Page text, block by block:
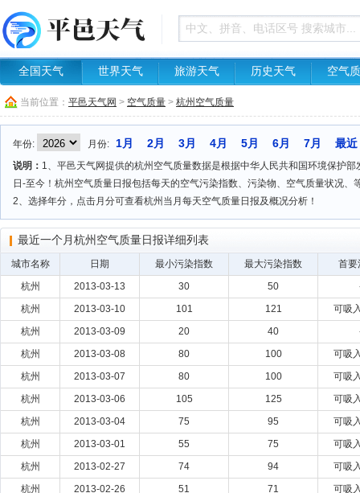
全国天气 世界天气 旅游天气 历史天气 空气
当前位置： 平邑天气网 > 空气质量 > 杭州空气质量
年份: 月份: 1月 2月 3月 4月 5月 6月 7月 最近
说明： 1、平邑天气网提供的杭州空气质量数据是根据中华人民共和国环境保护
日-至今！杭州空气质量日报包括每天的空气污染指数、污染物、空气质量状况、
2、选择年分，点击月分可查看杭州当月每天空气质量日报及概况分析！
最近一个月杭州空气质量日报详细列表
城市名称 日期 最小污染指数 最大污染指数
首要
杭州
2013-03-13 30 50
杭州
2013-03-10 101 121
可吸
杭州
2013-03-09 20 40
杭州
2013-03-08 80 100
可吸
杭州
2013-03-07 80 100
可吸
杭州
2013-03-06 105 125
可吸
杭州
2013-03-04 75 95
可吸
杭州
2013-03-01 55 75
可吸
杭州
2013-02-27 74 94
可吸
杭州
2013-02-26 51 71
可吸